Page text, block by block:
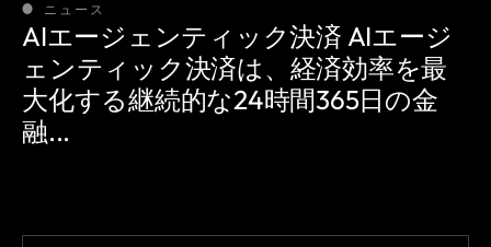
ニュース
AIエージェンティック決済 AIエージ
ェンティック決済は、経済効率を最
大化する継続的な24時間365日の金
融...